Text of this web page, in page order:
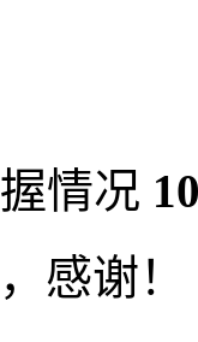
情况
感谢！